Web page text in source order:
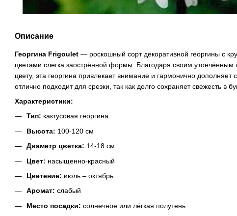
Описание
Георгина Frigoulet — роскошный сорт декоративной георгины с
цветами слегка заострённой формы. Благодаря своим
цвету, эта георгина привлекает внимание и гармонично
отлично подходит для срезки, так как долго сохраняет свежесть в
Характеристики:
Тип: кактусовая георгина
Высота: 100-120 см
Диаметр цветка: 14-18 см
Цвет: насыщенно-красный
Цветение: июль – октябрь
Аромат: слабый
Место посадки: солнечное или лёгкая полутень